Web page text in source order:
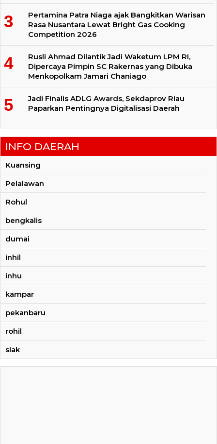
Pertamina Patra Niaga ajak Bangkitkan Warisan
Rasa Nusantara Lewat Bright Gas Cooking
Competition 2026
Rusli Ahmad Dilantik Jadi Waketum LPM RI,
Dipercaya Pimpin SC Rakernas yang Dibuka
Menkopolkam Jamari Chaniago
Jadi Finalis ADLG Awards, Sekdaprov Riau
Paparkan Pentingnya Digitalisasi Daerah
INFO DAERAH
Kuansing
Pelalawan
Rohul
bengkalis
dumai
inhil
inhu
kampar
pekanbaru
rohil
siak